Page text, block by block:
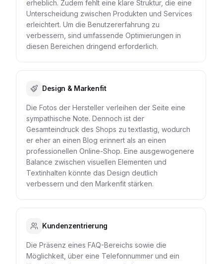
erheblich. Zudem fehlt eine klare Struktur, die eine
Unterscheidung zwischen Produkten und Services
erleichtert. Um die Benutzererfahrung zu
verbessern, sind umfassende Optimierungen in
diesen Bereichen dringend erforderlich.
Design & Markenfit
Die Fotos der Hersteller verleihen der Seite eine
sympathische Note. Dennoch ist der
Gesamteindruck des Shops zu textlastig, wodurch
er eher an einen Blog erinnert als an einen
professionellen Online-Shop. Eine ausgewogenere
Balance zwischen visuellen Elementen und
Textinhalten könnte das Design deutlich
verbessern und den Markenfit stärken.
Kundenzentrierung
Die Präsenz eines FAQ-Bereichs sowie die
Möglichkeit, über eine Telefonnummer und ein